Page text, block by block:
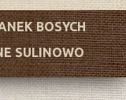
BOSYCH
SULINOWO